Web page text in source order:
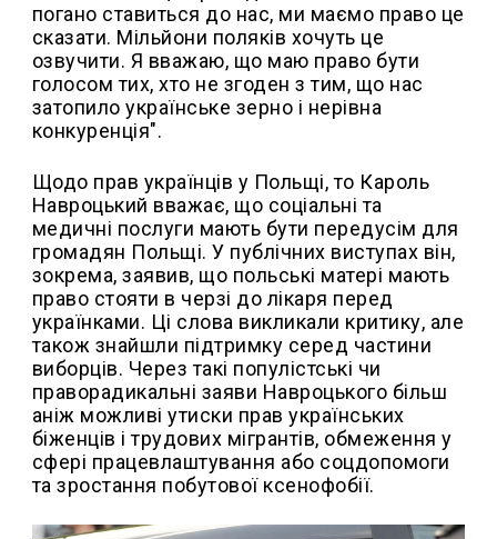
погано ставиться до нас, ми маємо право це
сказати. Мільйони поляків хочуть це
озвучити. Я вважаю, що маю право бути
голосом тих, хто не згоден з тим, що нас
затопило українське зерно і нерівна
конкуренція".
Щодо прав українців у Польщі, то Кароль
Навроцький вважає, що соціальні та
медичні послуги мають бути передусім для
громадян Польщі. У публічних виступах він,
зокрема, заявив, що польські матері мають
право стояти в черзі до лікаря перед
українками. Ці слова викликали критику, але
також знайшли підтримку серед частини
виборців. Через такі популістські чи
праворадикальні заяви Навроцького більш
аніж можливі утиски прав українських
біженців і трудових мігрантів, обмеження у
сфері працевлаштування або соцдопомоги
та зростання побутової ксенофобії.